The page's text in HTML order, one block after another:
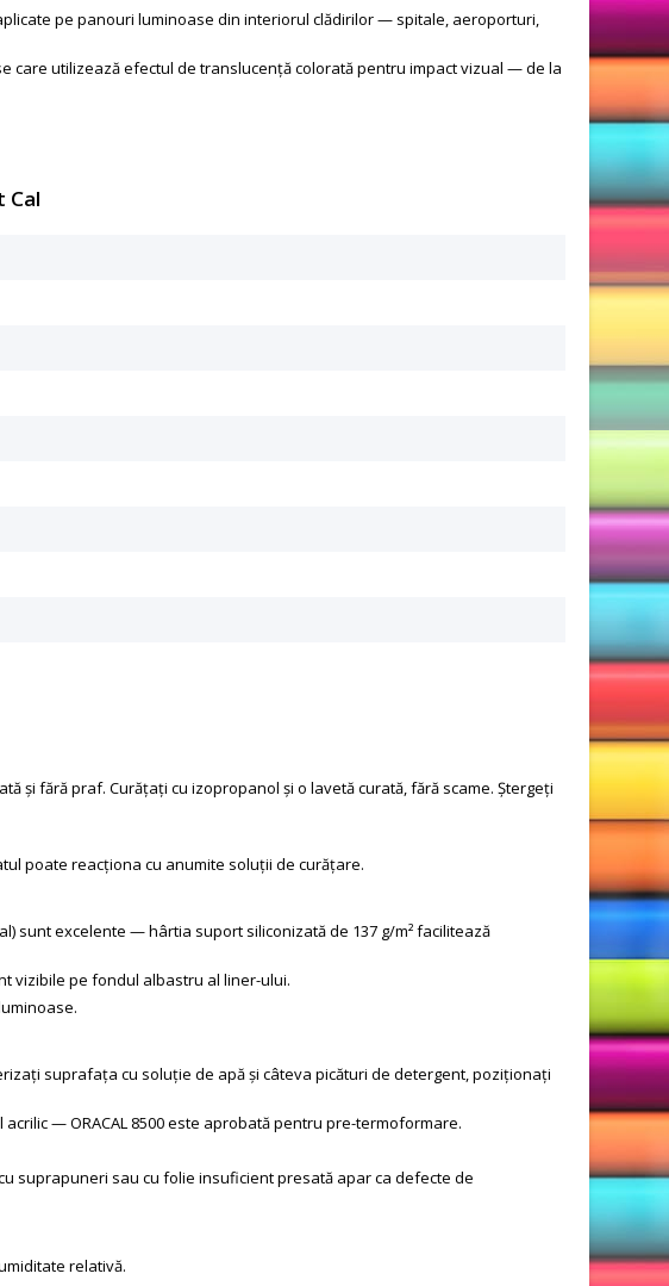
pe panouri luminoase din interiorul clădirilor — spitale, aeroporturi,
utilizează efectul de translucență colorată pentru impact vizual — de la
Cal
și fără praf. Curățați cu izopropanol și o lavetă curată, fără scame. Ștergeți
poate reacționa cu anumite soluții de curățare.
sunt excelente — hârtia suport siliconizată de 137 g/m² facilitează
vizibile pe fondul albastru al liner-ului.
suprafața cu soluție de apă și câteva picături de detergent, poziționați
— ORACAL 8500 este aprobată pentru pre-termoformare.
suprapuneri sau cu folie insuficient presată apar ca defecte de
relativă.